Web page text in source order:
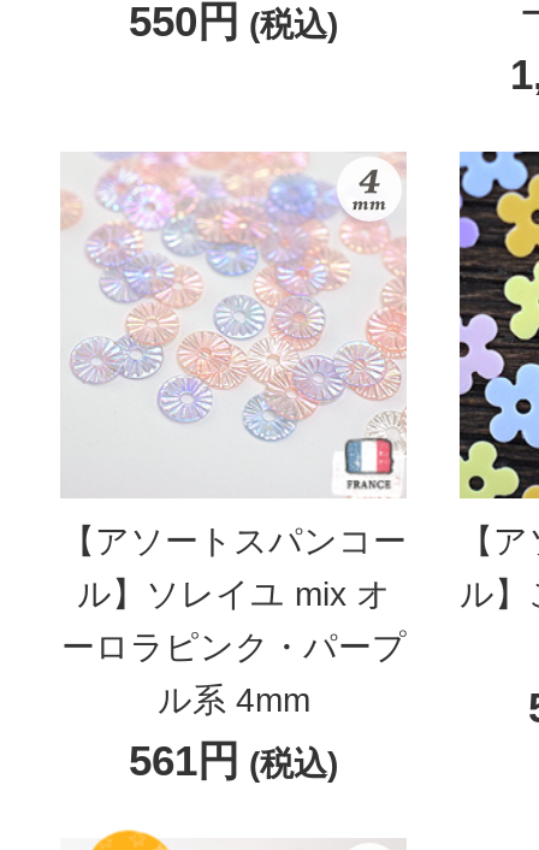
550円 (税込)
【アソートスパンコー
ル】ソレイユ mix オ
ーロラピンク・パープ
ル系 4mm
561円 (税込)
【
ル